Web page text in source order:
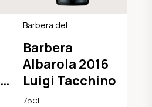
Barbera del
Barbera
Albarola 2016
Luigi Tacchino
75cl